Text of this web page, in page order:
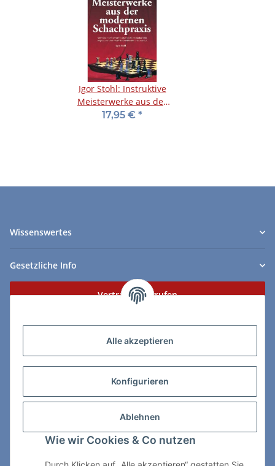
Alle akzeptieren
Konfigurieren
Ablehnen
Wie wir Cookies & Co nutzen
Igor Stohl: Instruktive
Meisterwerke aus der
modernen Schachpraxis
17,95 € *
Wissenswertes
Gesetzliche Info
Vertrag widerrufen
ChessWare Schachversand
89264 Weissenhorn